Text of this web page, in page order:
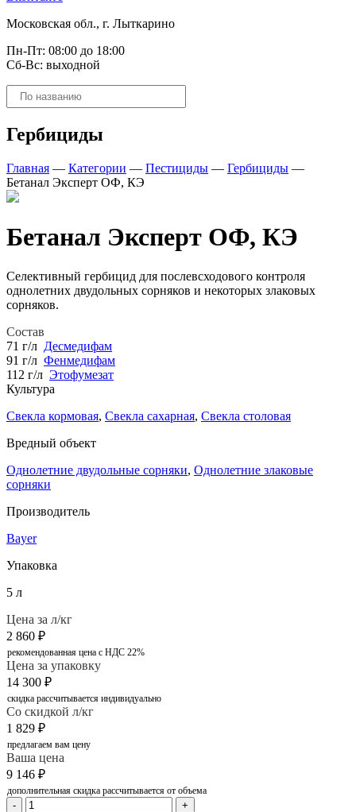
Московская обл., г. Лыткарино
Пн-Пт: 08:00 до 18:00
Сб-Вс: выходной
Поиск
товаров
Гербициды
Главная — Категории — Пестициды — Гербициды —
Бетанал Эксперт ОФ, КЭ
Бетанал Эксперт ОФ, КЭ
Селективный гербицид для послевсходового контроля
однолетних двудольных сорняков и некоторых злаковых
сорняков.
Состав
71 г/л Десмедифам
91 г/л Фенмедифам
112 г/л Этофумезат
Культура
Свекла кормовая, Свекла сахарная, Свекла столовая
Вредный объект
Однолетние двудольные сорняки, Однолетние злаковые
сорняки
Производитель
Bayer
Упаковка
5 л
Цена за л/кг
2 860 ₽
рекомендованная цена с НДС 22%
Цена за упаковку
14 300 ₽
скидка рассчитывается индивидуально
Со скидкой л/кг
1 829 ₽
предлагаем вам цену
Ваша цена
9 146 ₽
дополнительная скидка рассчитывается от объема
- +